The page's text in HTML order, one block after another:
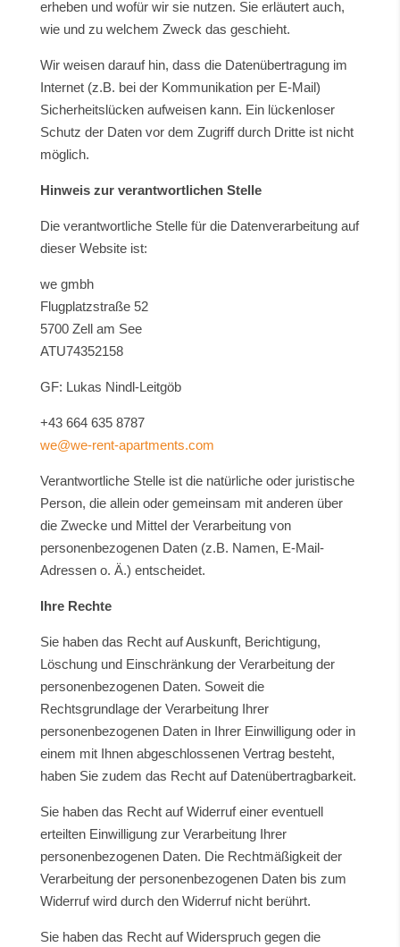
erheben und wofür wir sie nutzen. Sie erläutert auch,
wie und zu welchem Zweck das geschieht.
Wir weisen darauf hin, dass die Datenübertragung im
Internet (z.B. bei der Kommunikation per E-Mail)
Sicherheitslücken aufweisen kann. Ein lückenloser
Schutz der Daten vor dem Zugriff durch Dritte ist nicht
möglich.
Hinweis zur verantwortlichen Stelle
Die verantwortliche Stelle für die Datenverarbeitung auf
dieser Website ist:
we gmbh
Flugplatzstraße 52
5700 Zell am See
ATU74352158
GF: Lukas Nindl-Leitgöb
+43 664 635 8787
we@we-rent-apartments.com
Verantwortliche Stelle ist die natürliche oder juristische
Person, die allein oder gemeinsam mit anderen über
die Zwecke und Mittel der Verarbeitung von
personenbezogenen Daten (z.B. Namen, E-Mail-
Adressen o. Ä.) entscheidet.
Ihre Rechte
Sie haben das Recht auf Auskunft, Berichtigung,
Löschung und Einschränkung der Verarbeitung der
personenbezogenen Daten. Soweit die
Rechtsgrundlage der Verarbeitung Ihrer
personenbezogenen Daten in Ihrer Einwilligung oder in
einem mit Ihnen abgeschlossenen Vertrag besteht,
haben Sie zudem das Recht auf Datenübertragbarkeit.
Sie haben das Recht auf Widerruf einer eventuell
erteilten Einwilligung zur Verarbeitung Ihrer
personenbezogenen Daten. Die Rechtmäßigkeit der
Verarbeitung der personenbezogenen Daten bis zum
Widerruf wird durch den Widerruf nicht berührt.
Sie haben das Recht auf Widerspruch gegen die